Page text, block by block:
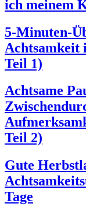
ich meinem
5-Minuten-
Achtsamkeit
Teil 1)
Achtsame
Teil 2)
Gute
Tage